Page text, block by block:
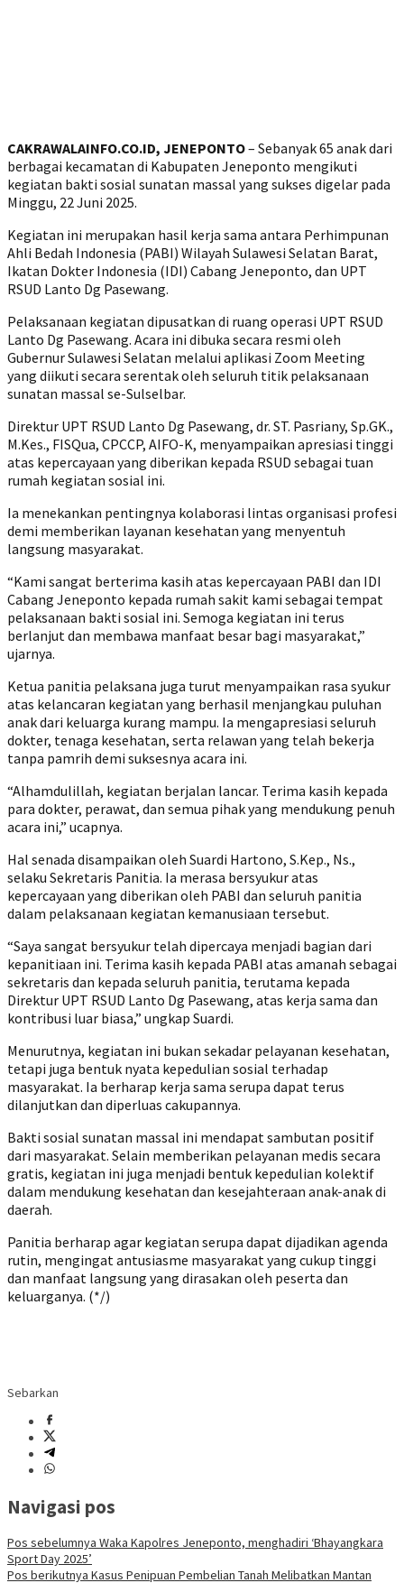
CAKRAWALAINFO.CO.ID, JENEPONTO– Sebanyak 65 anak dari
berbagai kecamatan di Kabupaten Jeneponto mengikuti
kegiatan bakti sosial sunatan massal yang sukses digelar pada
Minggu, 22 Juni 2025.
Kegiatan ini merupakan hasil kerja sama antara Perhimpunan
Ahli Bedah Indonesia (PABI) Wilayah Sulawesi Selatan Barat,
Ikatan Dokter Indonesia (IDI) Cabang Jeneponto, dan UPT
RSUD Lanto Dg Pasewang.
‎Pelaksanaan kegiatan dipusatkan di ruang operasi UPT RSUD
Lanto Dg Pasewang. Acara ini dibuka secara resmi oleh
Gubernur Sulawesi Selatan melalui aplikasi Zoom Meeting
yang diikuti secara serentak oleh seluruh titik pelaksanaan
sunatan massal se-Sulselbar.
‎Direktur UPT RSUD Lanto Dg Pasewang, dr. ST. Pasriany, Sp.GK.,
M.Kes., FISQua, CPCCP, AIFO-K, menyampaikan apresiasi tinggi
atas kepercayaan yang diberikan kepada RSUD sebagai tuan
rumah kegiatan sosial ini.
Ia menekankan pentingnya kolaborasi lintas organisasi profesi
demi memberikan layanan kesehatan yang menyentuh
langsung masyarakat.
‎“Kami sangat berterima kasih atas kepercayaan PABI dan IDI
Cabang Jeneponto kepada rumah sakit kami sebagai tempat
pelaksanaan bakti sosial ini. Semoga kegiatan ini terus
berlanjut dan membawa manfaat besar bagi masyarakat,”
ujarnya.
‎Ketua panitia pelaksana juga turut menyampaikan rasa syukur
atas kelancaran kegiatan yang berhasil menjangkau puluhan
anak dari keluarga kurang mampu. Ia mengapresiasi seluruh
dokter, tenaga kesehatan, serta relawan yang telah bekerja
tanpa pamrih demi suksesnya acara ini.
‎“Alhamdulillah, kegiatan berjalan lancar. Terima kasih kepada
para dokter, perawat, dan semua pihak yang mendukung penuh
acara ini,” ucapnya.
‎Hal senada disampaikan oleh Suardi Hartono, S.Kep., Ns.,
selaku Sekretaris Panitia. Ia merasa bersyukur atas
kepercayaan yang diberikan oleh PABI dan seluruh panitia
dalam pelaksanaan kegiatan kemanusiaan tersebut.
‎“Saya sangat bersyukur telah dipercaya menjadi bagian dari
kepanitiaan ini. Terima kasih kepada PABI atas amanah sebagai
sekretaris dan kepada seluruh panitia, terutama kepada
Direktur UPT RSUD Lanto Dg Pasewang, atas kerja sama dan
kontribusi luar biasa,” ungkap Suardi.
‎Menurutnya, kegiatan ini bukan sekadar pelayanan kesehatan,
tetapi juga bentuk nyata kepedulian sosial terhadap
masyarakat. Ia berharap kerja sama serupa dapat terus
dilanjutkan dan diperluas cakupannya.
‎Bakti sosial sunatan massal ini mendapat sambutan positif
dari masyarakat. Selain memberikan pelayanan medis secara
gratis, kegiatan ini juga menjadi bentuk kepedulian kolektif
dalam mendukung kesehatan dan kesejahteraan anak-anak di
daerah.
‎Panitia berharap agar kegiatan serupa dapat dijadikan agenda
rutin, mengingat antusiasme masyarakat yang cukup tinggi
dan manfaat langsung yang dirasakan oleh peserta dan
keluarganya. (*/)
Sebarkan
Navigasi pos
Pos sebelumnya Waka Kapolres Jeneponto, menghadiri ‘Bhayangkara
Sport Day 2025’
Pos berikutnya Kasus Penipuan Pembelian Tanah Melibatkan Mantan